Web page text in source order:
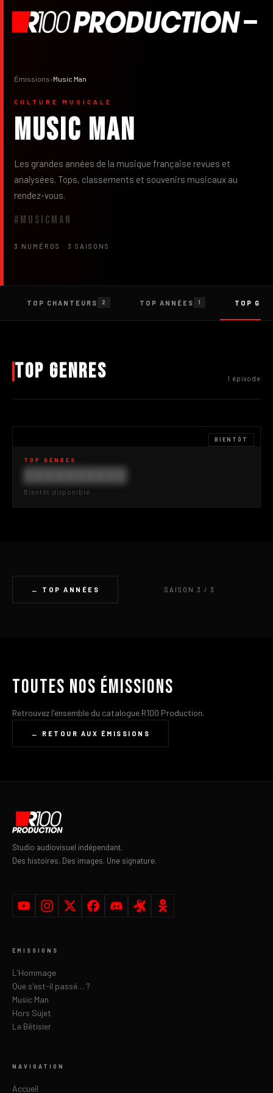
Émissions›Music Man
CULTURE MUSICALE
Music Man
Les grandes années de la musique française revues et
analysées. Tops, classements et souvenirs musicaux au
rendez-vous.
#MUSICMAN
3 NUMÉROS · 3 SAISONS
TOP CHANTEURS 2 TOP ANNÉES 1 TOP
Top Genres 1 épisode
BIENTÔT
TOP GENRES
Bientôt disponible
← TOP ANNÉES SAISON 3 / 3
Toutes nos émissions
Retrouvez l'ensemble du catalogue R100 Production.
← RETOUR AUX ÉMISSIONS
Studio audiovisuel indépendant.
Des histoires. Des images. Une signature.
ÉMISSIONS
L'Hommage
Que s'est-il passé… ?
Music Man
Hors Sujet
Le Bêtisier
NAVIGATION
Accueil